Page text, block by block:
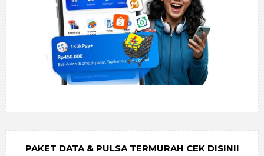
PAKET DATA & PULSA TERMURAH CEK DISINI!